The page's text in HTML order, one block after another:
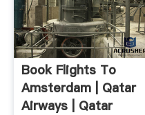
Book Flights To
Amsterdam | Qatar
Airways | Qatar